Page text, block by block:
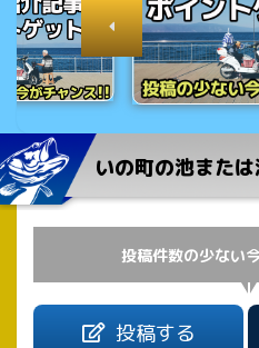
いの町の池また
投稿件数の少ない
投稿する